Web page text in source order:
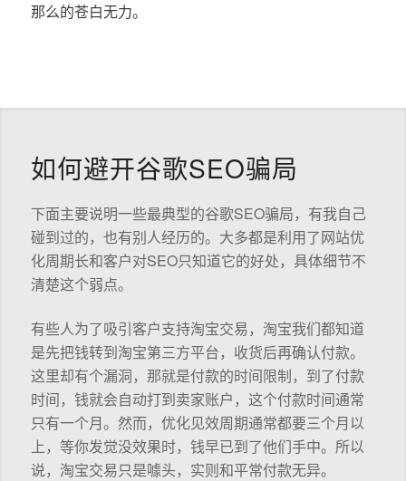
那么的苍白无力。
如何避开谷歌SEO骗局
下面主要说明一些最典型的谷歌SEO骗局，有我自己
碰到过的，也有别人经历的。大多都是利用了网站优
化周期长和客户对SEO只知道它的好处，具体细节不
清楚这个弱点。
有些人为了吸引客户支持淘宝交易，淘宝我们都知道
是先把钱转到淘宝第三方平台，收货后再确认付款。
这里却有个漏洞，那就是付款的时间限制，到了付款
时间，钱就会自动打到卖家账户，这个付款时间通常
只有一个月。然而，优化见效周期通常都要三个月以
上，等你发觉没效果时，钱早已到了他们手中。所以
说，淘宝交易只是噱头，实则和平常付款无异。